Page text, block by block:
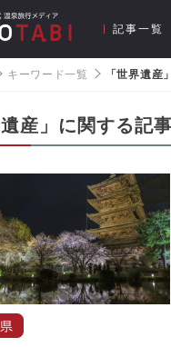
記事一覧
キーワード一覧 「世界遺産
遺産」に関する記